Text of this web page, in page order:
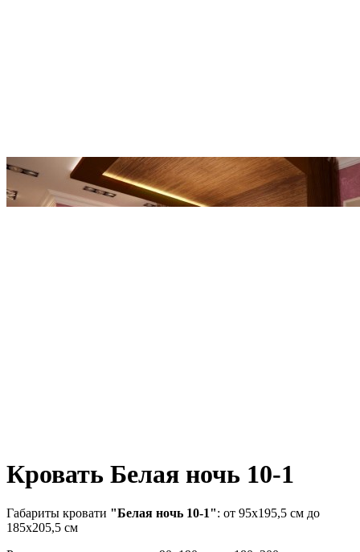
Кровать Белая ночь 10-1
Габариты кровати "Белая ночь 10-1": от 95х195,5 см до
185х205,5 см